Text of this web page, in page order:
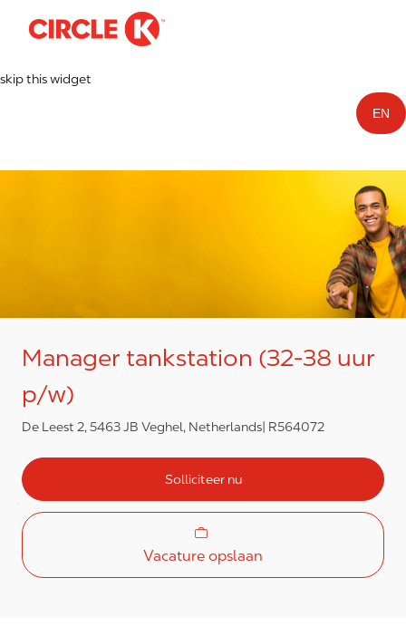
skip this widget
EN
Manager tankstation (32-38 uur
p/w)
De Leest 2, 5463 JB Veghel, Netherlands R564072
Solliciteer nu
Vacature opslaan